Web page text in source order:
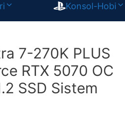
Konsol-Hobi
7-270K PLUS
RTX 5070 OC
SSD Sistem